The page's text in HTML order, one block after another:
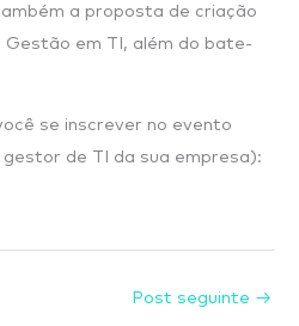
a proposta de criação
Gestão em TI, além do bate-
se inscrever no evento
de TI da sua empresa):
Post seguinte →